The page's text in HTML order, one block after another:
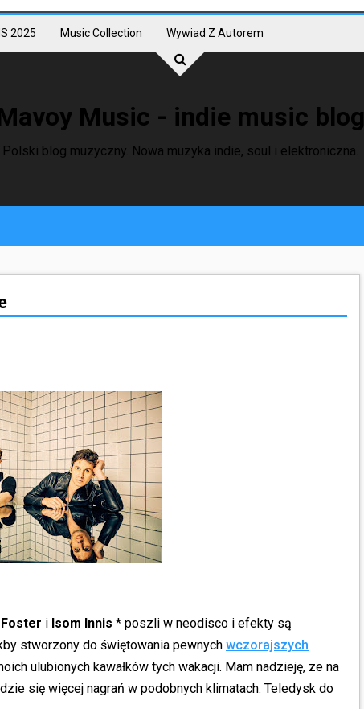
2025 Music Collection Wywiad Z Autorem
Music - indie music blog
Polski blog muzyczny. Nowa muzyka indie, soul i elektroniczna.
i Isom Innis * poszli w neodisco i efekty są
stworzony do świętowania pewnych wczorajszych
ulubionych kawałków tych wakacji. Mam nadzieję, ze na
się więcej nagrań w podobnych klimatach. Teledysk do